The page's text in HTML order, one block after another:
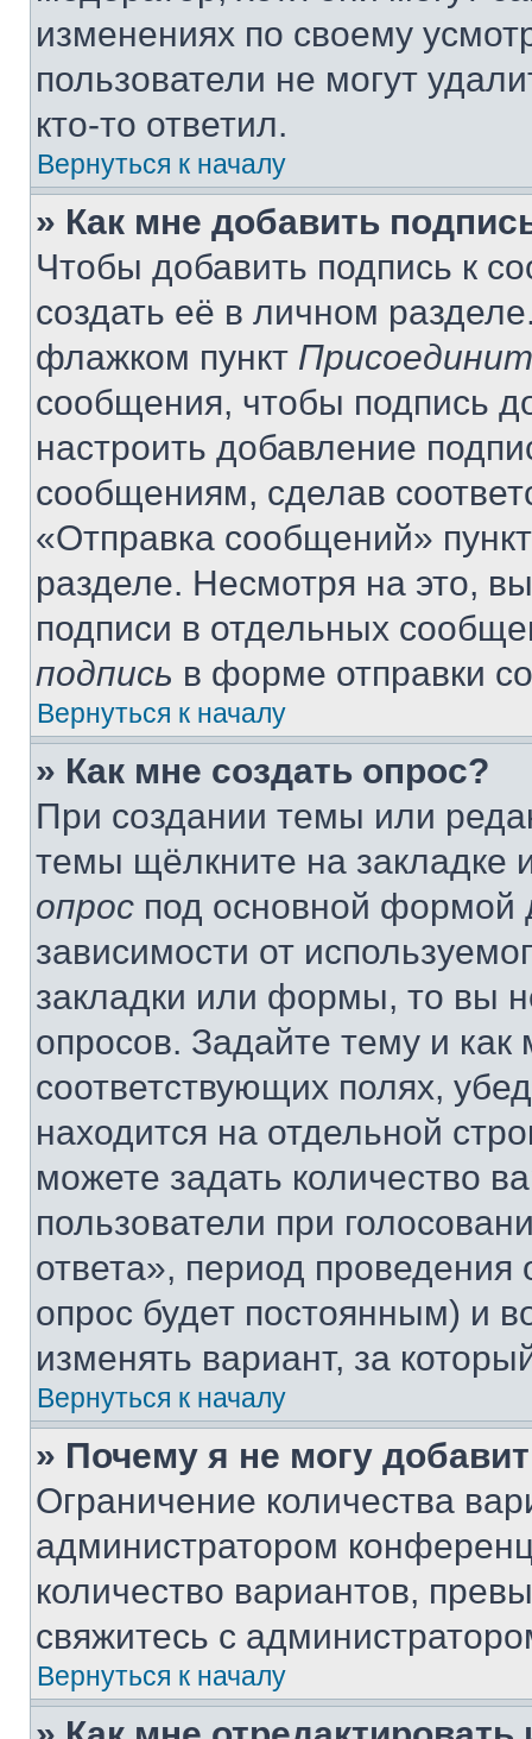
изменениях по своему
пользователи не могут
кто-то ответил.
Вернуться к началу
» Как мне добавить
Чтобы добавить подпись к
создать её в личном
флажком пункт
сообщения, чтобы подпись
настроить добавление
сообщениям, сделав
«Отправка сообщений»
разделе. Несмотря на это,
подписи в отдельных
подпись в форме отправки
Вернуться к началу
» Как мне создать опрос?
При создании темы или
темы щёлкните на
опрос под основной формой
зависимости от
закладки или формы, то вы
опросов. Задайте тему и
соответствующих полях,
находится на отдельной
можете задать количество
пользователи при
ответа», период проведения
опрос будет постоянным) и
изменять вариант, за
Вернуться к началу
» Почему я не могу
Ограничение количества
администратором
количество вариантов,
свяжитесь с
Вернуться к началу